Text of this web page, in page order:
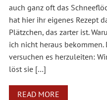
auch ganz oft das
hat hier ihr eigenes Rezept
Plätzchen, das zarter ist.
ich nicht heraus
versuchen es herzuleiten:
löst sie […]
READ MORE